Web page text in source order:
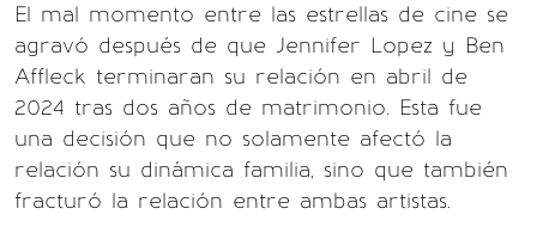
El mal momento entre las estrellas de cine se
agravó después de que Jennifer Lopez y Ben
Affleck terminaran su relación en abril de
2024 tras dos años de matrimonio. Esta fue
una decisión que no solamente afectó la
relación su dinámica familia, sino que también
fracturó la relación entre ambas artistas.